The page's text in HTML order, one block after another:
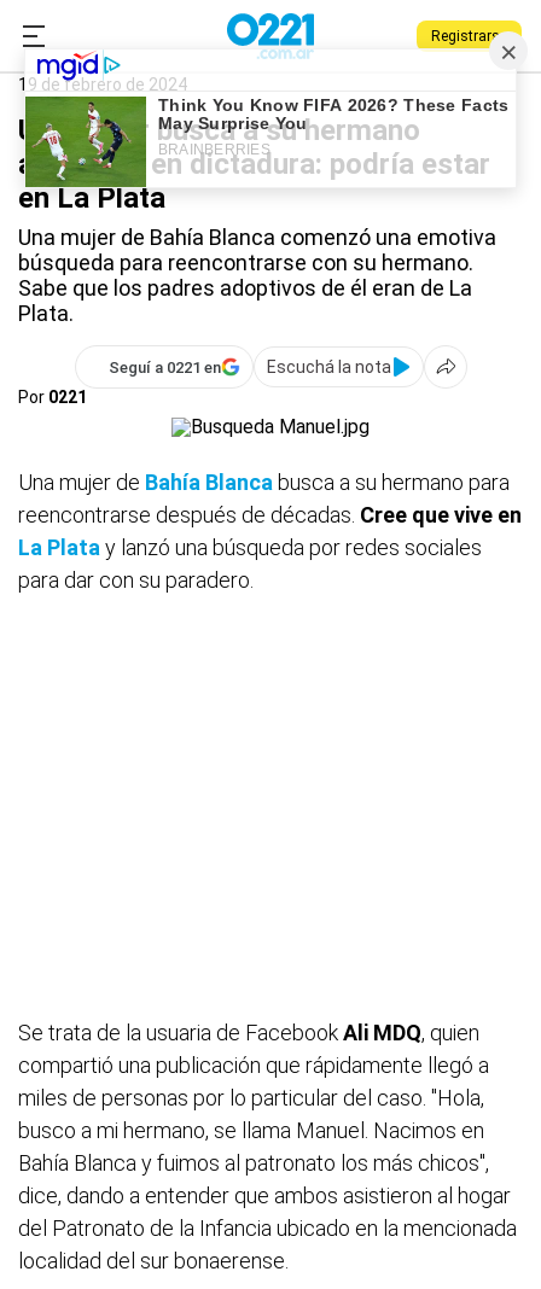
Registrarse
0221.com.ar
La Plata
19 de febrero de 2024
Una mujer busca a su hermano
adoptado en dictadura: podría estar
en La Plata
Una mujer de Bahía Blanca comenzó una emotiva
búsqueda para reencontrarse con su hermano.
Sabe que los padres adoptivos de él eran de La
Plata.
Seguí a 0221 en
Escuchá la nota
Por 0221
Una mujer de Bahía Blanca busca a su hermano para
reencontrarse después de décadas. Cree que vive en
La Plata y lanzó una búsqueda por redes sociales
para dar con su paradero.
Se trata de la usuaria de FacebookAli MDQ, quien
compartió una publicación que rápidamente llegó a
miles de personas por lo particular del caso. "Hola,
busco a mi hermano, se llama Manuel. Nacimos en
Bahía Blanca y fuimos al patronato los más chicos",
dice, dando a entender que ambos asistieron al hogar
del Patronato de la Infancia ubicado en la mencionada
localidad del sur bonaerense.